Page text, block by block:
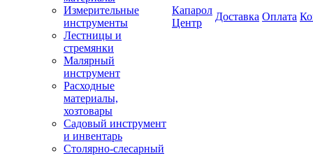
Измерительные
инструменты
Лестницы и
стремянки
Малярный
инструмент
Расходные
материалы,
хозтовары
Садовый инструмент
и инвентарь
Столярно-слесарный
Капарол
Центр
Доставка Оплата